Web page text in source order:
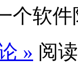
个软
» 阅